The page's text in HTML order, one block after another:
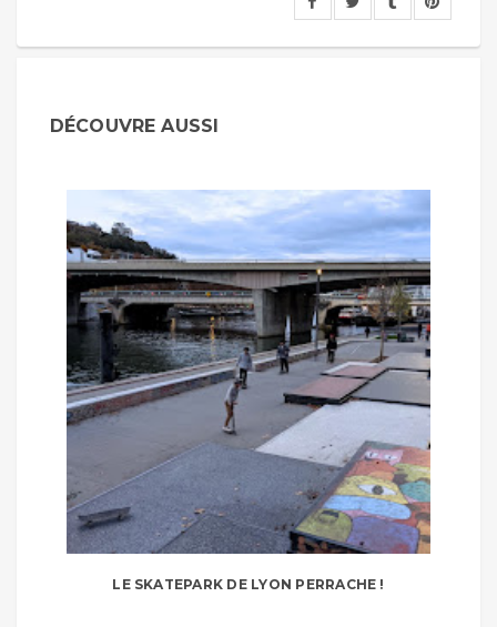
DÉCOUVRE AUSSI
LE SKATEPARK DE LYON PERRACHE !